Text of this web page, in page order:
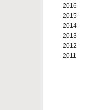
2016
2015
2014
2013
2012
2011